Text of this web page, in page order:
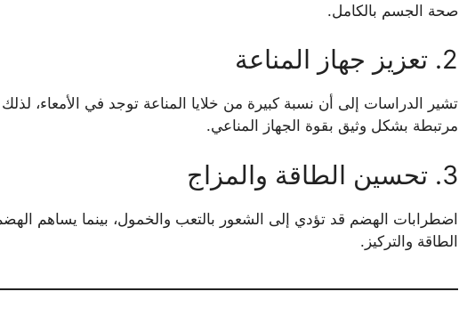
صحة الجسم بالكامل.
2. تعزيز جهاز المناعة
تشير الدراسات إلى أن نسبة كبيرة من خلايا المناعة توجد في الأمعاء،
مرتبطة بشكل وثيق بقوة الجهاز المناعي.
3. تحسين الطاقة والمزاج
اضطرابات الهضم قد تؤدي إلى الشعور بالتعب والخمول، بينما يساهم
الطاقة والتركيز.